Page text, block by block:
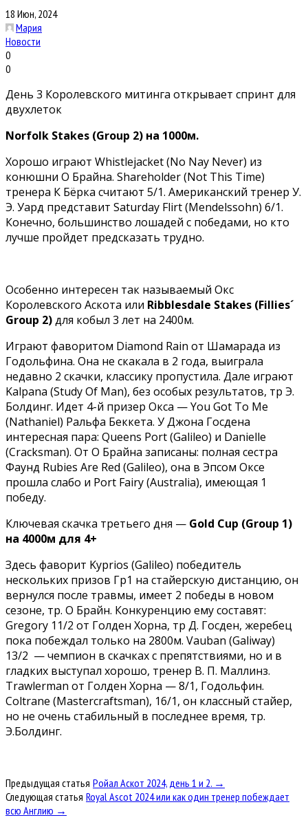
18 Июн, 2024
Мария
Новости
0
0
День 3 Королевского митинга открывает спринт для
двухлеток
Norfolk Stakes (Group 2) на 1000м.
Хорошо играют Whistlejacket (No Nay Never) из
конюшни О Брайна. Shareholder (Not This Time)
тренера К Бёрка считают 5/1. Американский тренер У.
Э. Уард представит Saturday Flirt (Mendelssohn) 6/1.
Конечно, большинство лошадей с победами, но кто
лучше пройдет предсказать трудно.
Особенно интересен так называемый Окс
Королевского Аскота или Ribblesdale Stakes (Fillies´
Group 2)для кобыл 3 лет на 2400м.
Играют фаворитом Diamond Rain от Шамарада из
Годольфина. Она не скакала в 2 года, выиграла
недавно 2 скачки, классику пропустила. Дале играют
Kalpana (Study Of Man), без особых результатов, тр Э.
Болдинг. Идет 4-й призер Окса — You Got To Me
(Nathaniel) Ральфа Беккета. У Джона Госдена
интересная пара: Queens Port (Galileo) и Danielle
(Cracksman). От О Брайна записаны: полная сестра
Фаунд Rubies Are Red (Galileo), она в Эпсом Оксе
прошла слабо и Port Fairy (Australia), имеющая 1
победу.
Ключевая скачка третьего дня — Gold Cup (Group 1)
на 4000м для 4+
Здесь фаворит Kyprios (Galileo) победитель
нескольких призов Гр1 на стайерскую дистанцию, он
вернулся после травмы, имеет 2 победы в новом
сезоне, тр. О Брайн. Конкуренцию ему составят:
Gregory 11/2 от Голден Хорна, тр Д. Госден, жеребец
пока побеждал только на 2800м. Vauban (Galiway)
13/2 — чемпион в скачках с препятствиями, но и в
гладких выступал хорошо, тренер В. П. Маллинз.
Trawlerman от Голден Хорна — 8/1, Годольфин.
Coltrane (Mastercraftsman), 16/1, он классный стайер,
но не очень стабильный в последнее время, тр.
Э.Болдинг.
Предыдущая статья Ройал Аскот 2024, день 1 и 2. →
Следующая статья Royal Ascot 2024 или как один тренер побеждает
всю Англию →